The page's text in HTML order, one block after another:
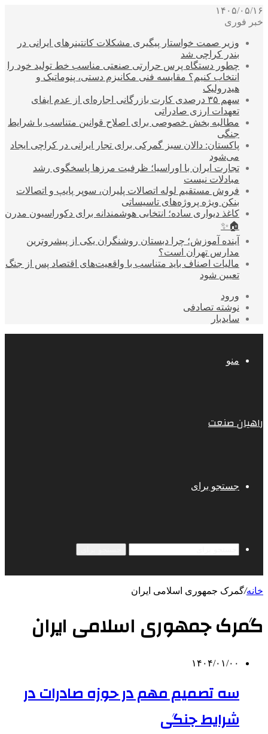
۱۴۰۵/۰۵/۱۶
خبر فوری
وزیر صمت خواستار پیگیری مشکلات کانتینرهای ایرانی در
بندر کراچی شد
چطور دستگاه پرس حرارتی صنعتی مناسب خط تولید خود را
انتخاب کنیم؟ مقایسه فنی مکانیزم دستی، پنوماتیک و
هیدرولیک
سهم ۳۵ درصدی کارت بازرگانی اجاره‌ای از عدم ایفای
تعهدات ارزی صادراتی
مطالبه بخش خصوصی برای اصلاح قوانین متناسب با شرایط
جنگی
پاکستان: دالان سبز گمرکی برای تجار ایرانی در کراچی ایجاد
می‌شود
تجارت ایران با اوراسیا؛ ظرفیت مرزها پاسخگوی رشد
مبادلات نیست
فروش مستقیم لوله اتصالات پلیران، سوپر پایپ و اتصالات
بنکن ویژه پروژه‌های تاسیساتی
کاغذ دیواری ساده؛ انتخابی هوشمندانه برای دکوراسیون مدرن
🏠✨
آینده آموزش؛ چرا دبستان روشنگران یکی از پیشروترین
مدارس تهران است؟
مالیات اصناف باید متناسب با واقعیت‌های اقتصاد پس از جنگ
تعیین شود
ورود
نوشته تصادفی
سایدبار
منو
راهیان صنعت
جستجو برای
خانه/گمرک جمهوری اسلامی ایران
گمرک جمهوری اسلامی ایران
۱۴۰۴/۰۱/۰۰
سه تصمیم مهم در حوزه صادرات در
شرایط جنگی